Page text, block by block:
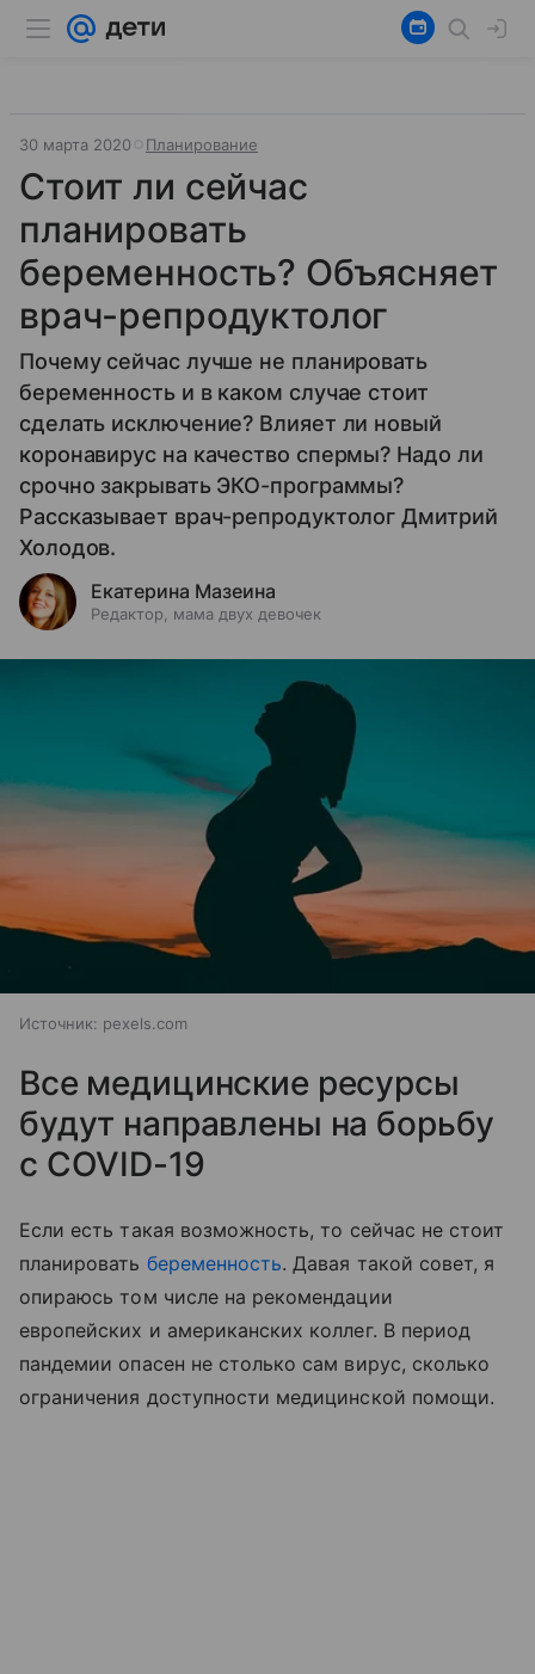
30 марта 2020 Планирование
Cтоит ли сейчас
планировать
беременность? Объясняет
врач-репродуктолог
Почему сейчас лучше не планировать
беременность и в каком случае стоит
сделать исключение? Влияет ли новый
коронавирус на качество спермы? Надо ли
срочно закрывать ЭКО-программы?
Рассказывает врач-репродуктолог Дмитрий
Холодов.
Екатерина Мазеина
Редактор, мама двух девочек
Источник: pexels.com
Все медицинские ресурсы
будут направлены на борьбу
с COVID-19
Если есть такая возможность, то сейчас не стоит
планировать беременность. Давая такой совет, я
опираюсь том числе на рекомендации
европейских и американских коллег. В период
пандемии опасен не столько сам вирус, сколько
ограничения доступности медицинской помощи.